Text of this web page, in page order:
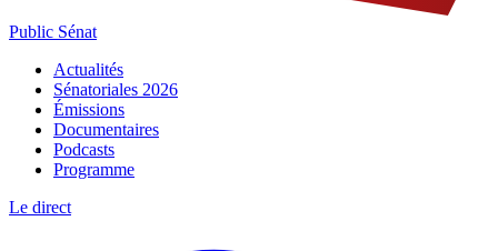
Public Sénat
Actualités
Sénatoriales 2026
Émissions
Documentaires
Podcasts
Programme
Le direct